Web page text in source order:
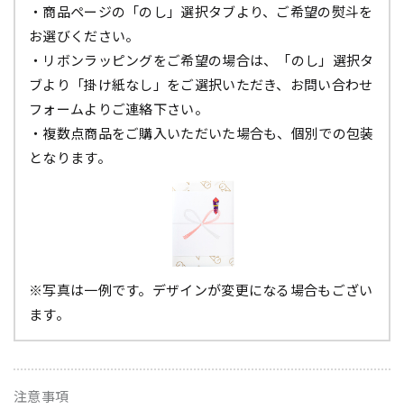
・商品ページの「のし」選択タブより、ご希望の熨斗を
お選びください。
・リボンラッピングをご希望の場合は、「のし」選択タ
ブより「掛け紙なし」をご選択いただき、お問い合わせ
フォームよりご連絡下さい。
・複数点商品をご購入いただいた場合も、個別での包装
となります。
※写真は一例です。デザインが変更になる場合もござい
ます。
注意事項